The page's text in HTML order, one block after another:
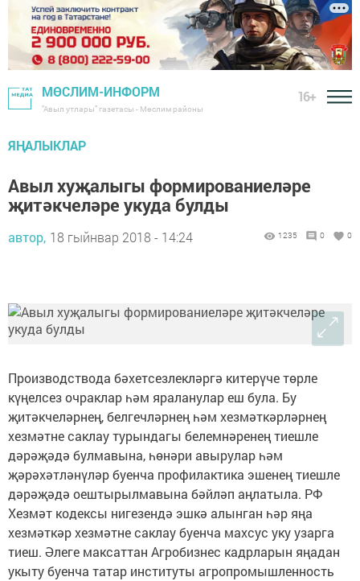
МӨСЛИМ-ИНФОРМ
"Авыл утлары" газетасы - Мөслим районы
16+
ЯҢАЛЫКЛАР
Авыл хуҗалыгы формированиеләре
җитәкчеләре укуда булды
автор, 18 гыйнвар 2018 - 14:24 1235 0 0
Производствода бәхетсезлекләргә китерүче төрле
күңелсез очраклар һәм яраланулар еш була. Бу
җитәкчеләрнең, белгечләрнең һәм хезмәткәрләрнең
хезмәтне саклау турындагы белемнәренең тиешле
дәрәҗәдә булмавына, һөнәри авырулар һәм
җәрәхәтләнүләр буенча профилактика эшенең тиешле
дәрәҗәдә оештырылмавына бәйләп аңлатыла. РФ
Хезмәт кодексы нигезендә эшкә алынган һәр яңа
хезмәткәр хезмәтне саклау буенча махсус уку узарга
тиеш. Әлеге максаттан Агробизнес кадрларын яңадан
укыту буенча татар институты агропромышленность